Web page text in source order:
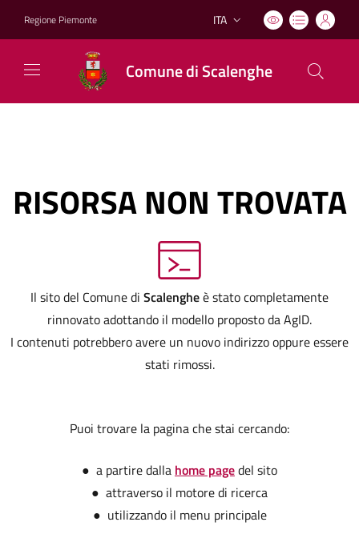
Regione Piemonte Lingua attiva:
ITA
Comune di Scalenghe
RISORSA NON TROVATA
Il sito del Comune di Scalengheè stato completamente
rinnovato adottando il modello proposto da AgID.
I contenuti potrebbero avere un nuovo indirizzo oppure essere
stati rimossi.
Puoi trovare la pagina che stai cercando:
● a partire dalla home pagedel sito
● attraverso il motore di ricerca
● utilizzando il menu principale